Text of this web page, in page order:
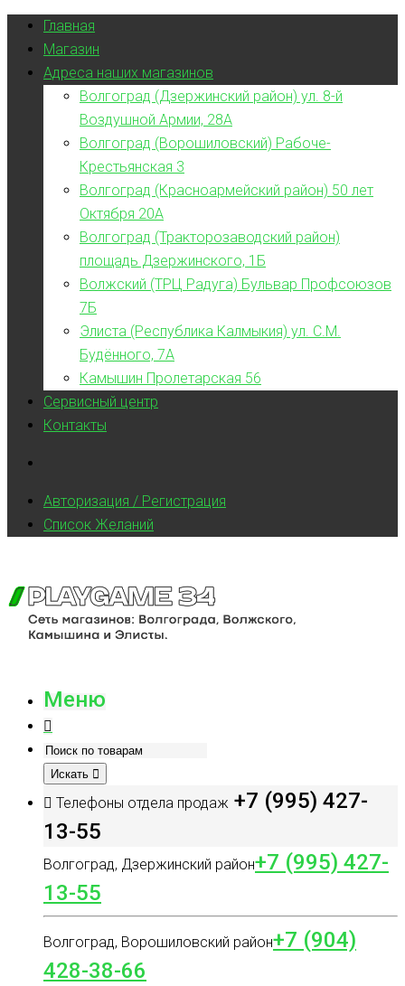
Главная
Магазин
Адреса наших магазинов
Волгоград (Дзержинский район) ул. 8-й
Воздушной Армии, 28А
Волгоград (Ворошиловский) Рабоче-
Крестьянская 3
Волгоград (Красноармейский район) 50 лет
Октября 20А
Волгоград (Тракторозаводский район)
площадь Дзержинского, 1Б
Волжский (ТРЦ Радуга) Бульвар Профсоюзов
7Б
Элиста (Республика Калмыкия) ул. С.М.
Будённого, 7А
Камышин Пролетарская 56
Сервисный центр
Контакты
Авторизация / Регистрация
Список Желаний
Меню
Искать
Телефоны отдела продаж +7 (995) 427-
13-55
Волгоград, Дзержинский район+7 (995) 427-
13-55
Волгоград, Ворошиловский район+7 (904)
428-38-66